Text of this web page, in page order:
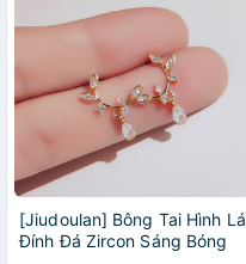
[Jiudoulan] Bông Tai Hình Lá
Đính Đá Zircon Sáng Bóng